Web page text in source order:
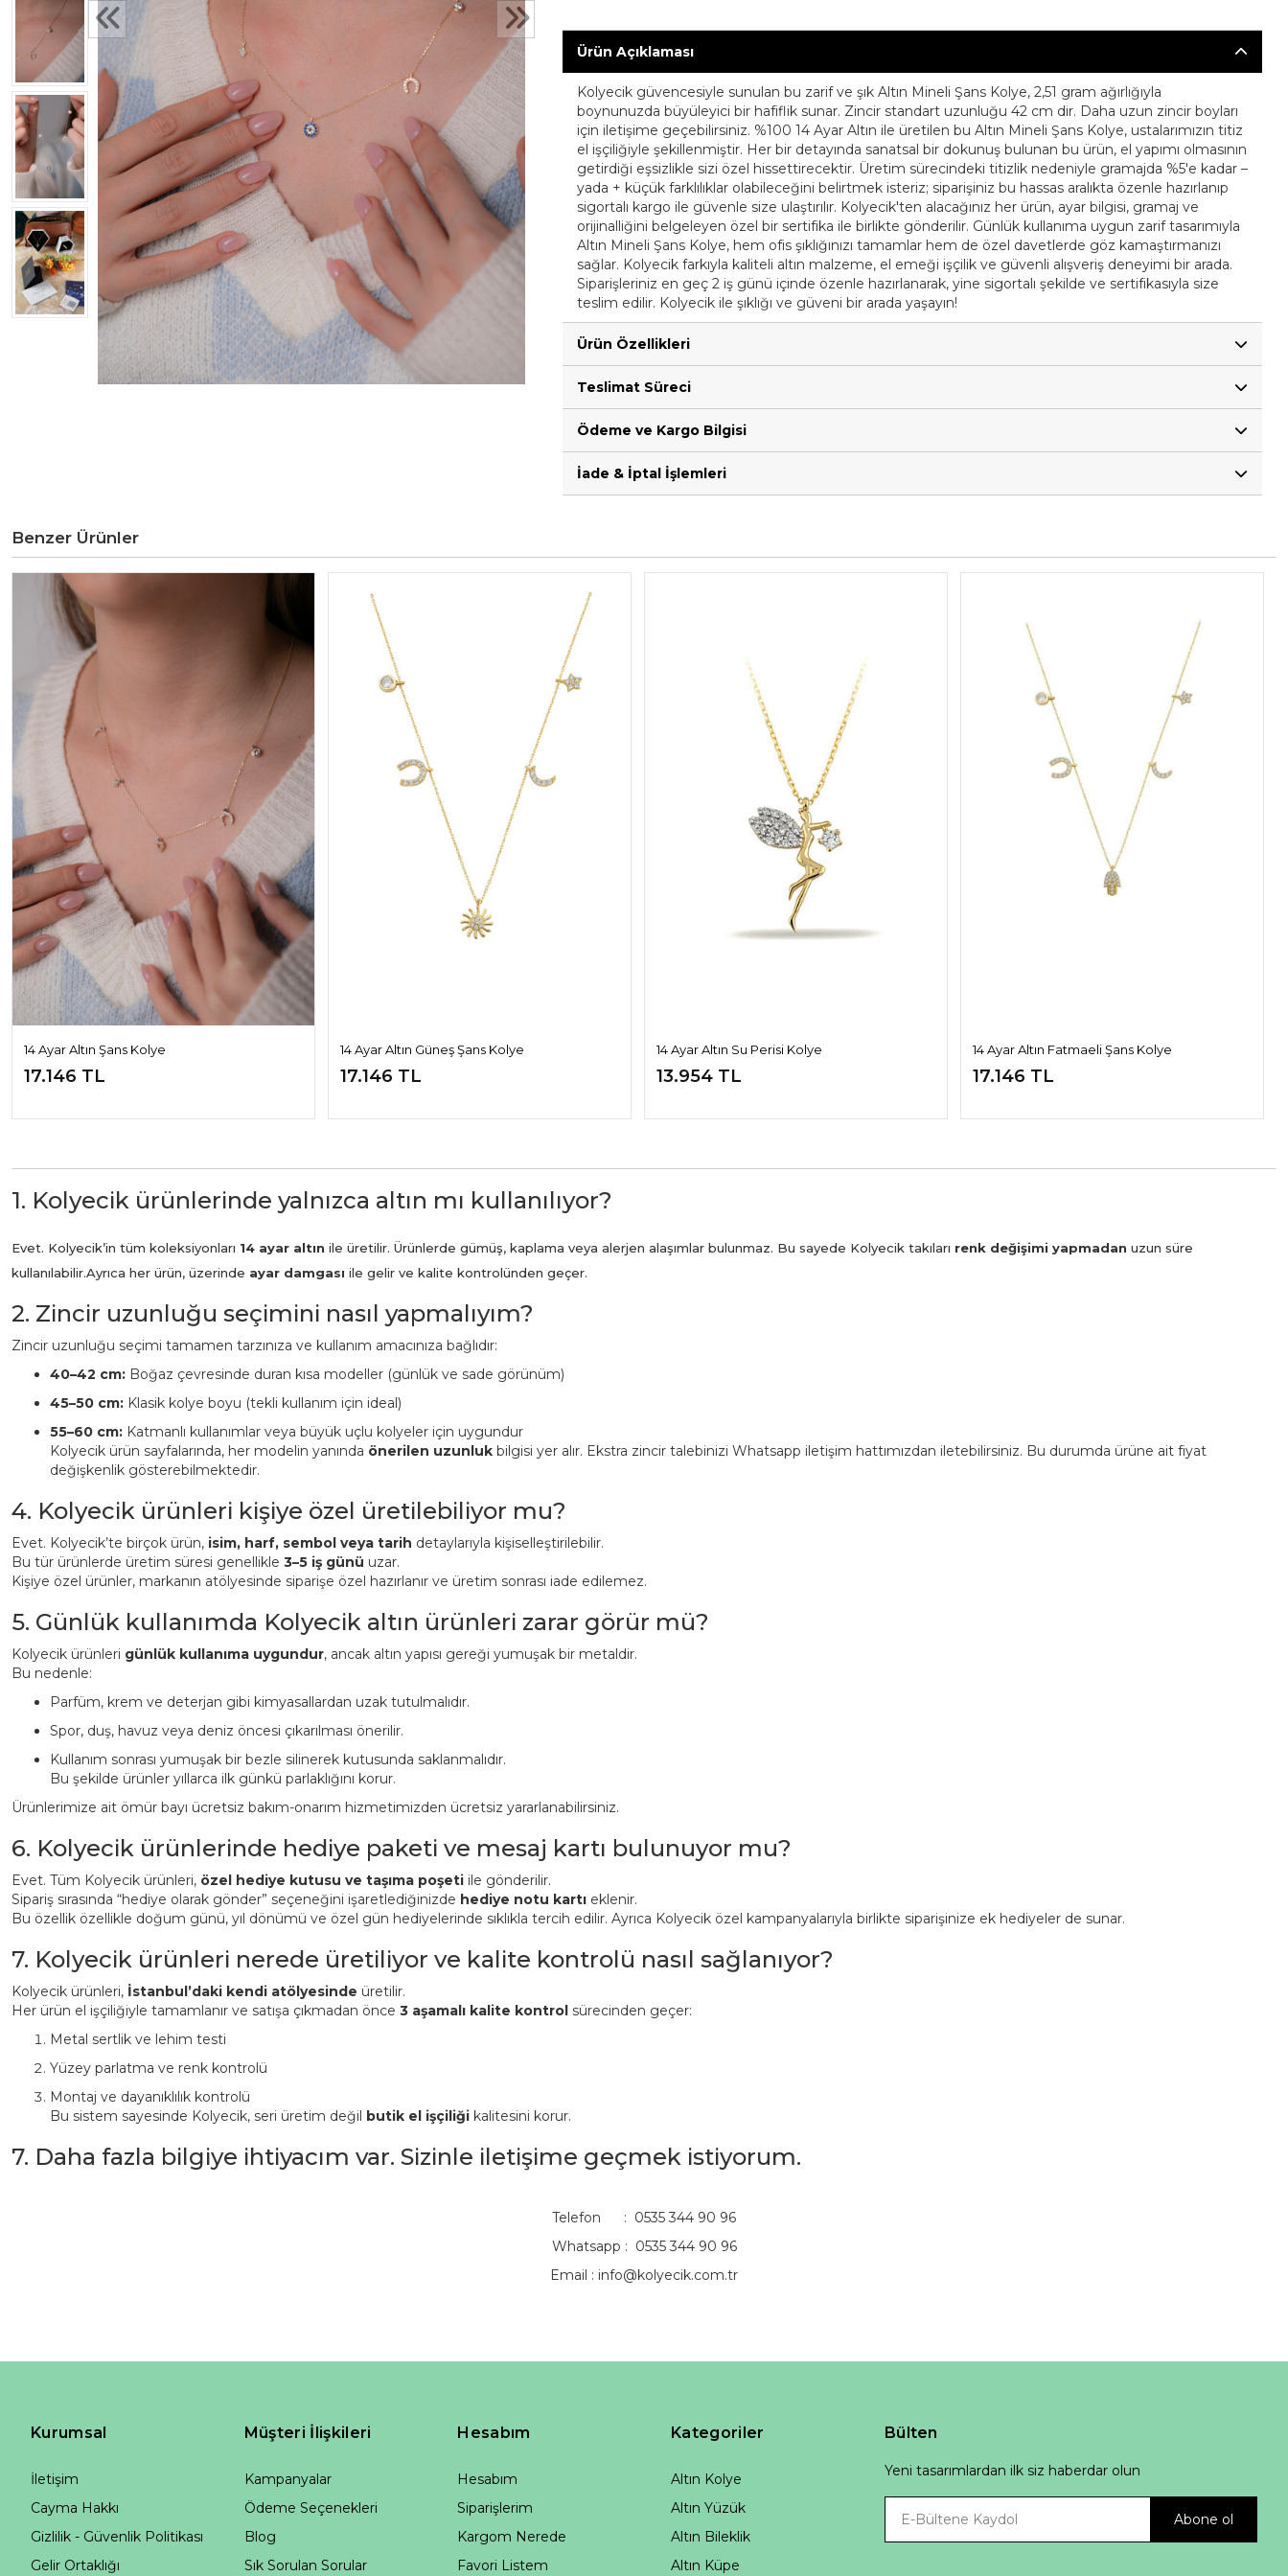
Ürün Açıklaması
Kolyecik güvencesiyle sunulan bu zarif ve şık Altın Mineli Şans Kolye, 2,51 gram ağırlığıyla
boynunuzda büyüleyici bir hafiflik sunar. Zincir standart uzunluğu 42 cm dir. Daha uzun zincir boyları
için iletişime geçebilirsiniz. %100 14 Ayar Altın ile üretilen bu Altın Mineli Şans Kolye, ustalarımızın titiz
el işçiliğiyle şekillenmiştir. Her bir detayında sanatsal bir dokunuş bulunan bu ürün, el yapımı olmasının
getirdiği eşsizlikle sizi özel hissettirecektir. Üretim sürecindeki titizlik nedeniyle gramajda %5'e kadar –
yada + küçük farklılıklar olabileceğini belirtmek isteriz; siparişiniz bu hassas aralıkta özenle hazırlanıp
sigortalı kargo ile güvenle size ulaştırılır. Kolyecik'ten alacağınız her ürün, ayar bilgisi, gramaj ve
orijinalliğini belgeleyen özel bir sertifika ile birlikte gönderilir. Günlük kullanıma uygun zarif tasarımıyla
Altın Mineli Şans Kolye, hem ofis şıklığınızı tamamlar hem de özel davetlerde göz kamaştırmanızı
sağlar. Kolyecik farkıyla kaliteli altın malzeme, el emeği işçilik ve güvenli alışveriş deneyimi bir arada.
Siparişleriniz en geç 2 iş günü içinde özenle hazırlanarak, yine sigortalı şekilde ve sertifikasıyla size
teslim edilir. Kolyecik ile şıklığı ve güveni bir arada yaşayın!
Ürün Özellikleri
Teslimat Süreci
Ödeme ve Kargo Bilgisi
İade & İptal İşlemleri
Benzer Ürünler
14 Ayar Altın Şans Kolye
17.146 TL
14 Ayar Altın Güneş Şans Kolye
17.146 TL
14 Ayar Altın Su Perisi Kolye
13.954 TL
14 Ayar Altın Fatmaeli Şans Kolye
17.146 TL
1. Kolyecik ürünlerinde yalnızca altın mı kullanılıyor?
Evet. Kolyecik’in tüm koleksiyonları 14 ayar altın ile üretilir. Ürünlerde gümüş, kaplama veya alerjen alaşımlar bulunmaz. Bu sayede Kolyecik takıları renk değişimi yapmadan uzun süre
kullanılabilir.Ayrıca her ürün, üzerinde ayar damgası ile gelir ve kalite kontrolünden geçer.
2. Zincir uzunluğu seçimini nasıl yapmalıyım?
Zincir uzunluğu seçimi tamamen tarzınıza ve kullanım amacınıza bağlıdır:
40–42 cm: Boğaz çevresinde duran kısa modeller (günlük ve sade görünüm)
45–50 cm: Klasik kolye boyu (tekli kullanım için ideal)
55–60 cm: Katmanlı kullanımlar veya büyük uçlu kolyeler için uygundur
Kolyecik ürün sayfalarında, her modelin yanında önerilen uzunluk bilgisi yer alır. Ekstra zincir talebinizi Whatsapp iletişim hattımızdan iletebilirsiniz. Bu durumda ürüne ait fiyat
değişkenlik gösterebilmektedir.
4. Kolyecik ürünleri kişiye özel üretilebiliyor mu?
Evet. Kolyecik’te birçok ürün, isim, harf, sembol veya tarih detaylarıyla kişiselleştirilebilir.
Bu tür ürünlerde üretim süresi genellikle 3–5 iş günü uzar.
Kişiye özel ürünler, markanın atölyesinde siparişe özel hazırlanır ve üretim sonrası iade edilemez.
5. Günlük kullanımda Kolyecik altın ürünleri zarar görür mü?
Kolyecik ürünleri günlük kullanıma uygundur, ancak altın yapısı gereği yumuşak bir metaldir.
Bu nedenle:
Parfüm, krem ve deterjan gibi kimyasallardan uzak tutulmalıdır.
Spor, duş, havuz veya deniz öncesi çıkarılması önerilir.
Kullanım sonrası yumuşak bir bezle silinerek kutusunda saklanmalıdır.
Bu şekilde ürünler yıllarca ilk günkü parlaklığını korur.
Ürünlerimize ait ömür bayı ücretsiz bakım-onarım hizmetimizden ücretsiz yararlanabilirsiniz.
6. Kolyecik ürünlerinde hediye paketi ve mesaj kartı bulunuyor mu?
Evet. Tüm Kolyecik ürünleri, özel hediye kutusu ve taşıma poşeti ile gönderilir.
Sipariş sırasında “hediye olarak gönder” seçeneğini işaretlediğinizde hediye notu kartı eklenir.
Bu özellik özellikle doğum günü, yıl dönümü ve özel gün hediyelerinde sıklıkla tercih edilir. Ayrıca Kolyecik özel kampanyalarıyla birlikte siparişinize ek hediyeler de sunar.
7. Kolyecik ürünleri nerede üretiliyor ve kalite kontrolü nasıl sağlanıyor?
Kolyecik ürünleri, İstanbul’daki kendi atölyesinde üretilir.
Her ürün el işçiliğiyle tamamlanır ve satışa çıkmadan önce 3 aşamalı kalite kontrol sürecinden geçer:
Metal sertlik ve lehim testi
Yüzey parlatma ve renk kontrolü
Montaj ve dayanıklılık kontrolü
Bu sistem sayesinde Kolyecik, seri üretim değil butik el işçiliği kalitesini korur.
7. Daha fazla bilgiye ihtiyacım var. Sizinle iletişime geçmek istiyorum.
Telefon : 0535 344 90 96
Whatsapp : 0535 344 90 96
Email : info@kolyecik.com.tr
Kurumsal
İletişim
Cayma Hakkı
Gizlilik - Güvenlik Politikası
Gelir Ortaklığı
Müşteri İlişkileri
Kampanyalar
Ödeme Seçenekleri
Blog
Sık Sorulan Sorular
Hesabım
Hesabım
Siparişlerim
Kargom Nerede
Favori Listem
Kategoriler
Altın Kolye
Altın Yüzük
Altın Bileklik
Altın Küpe
Bülten
Yeni tasarımlardan ilk siz haberdar olun
Abone ol